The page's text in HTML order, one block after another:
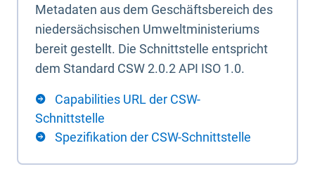
Metadaten aus dem Geschäftsbereich des
niedersächsischen Umweltministeriums
bereit gestellt. Die Schnittstelle entspricht
dem Standard CSW 2.0.2 API ISO 1.0.
Capabilities URL der CSW-
Schnittstelle
Spezifikation der CSW-Schnittstelle